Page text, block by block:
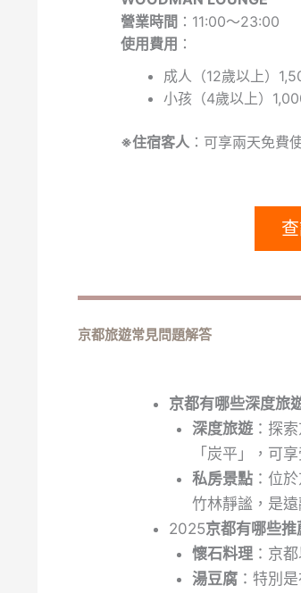
營業時間 ：11:00～23:00
使用費用 ：
成人（12歲以上）
小孩（4歲以上）
※住宿客人 ：可享兩天免費
京都旅遊常見問題解答
京都有哪些深度旅
深度旅遊：探
「炭平」，可
私房景點：位
竹林靜謐，是
2025京都有哪些推
懷石料理：京
湯豆腐：特別